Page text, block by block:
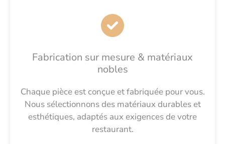
Fabrication sur mesure & matériaux
nobles
Chaque pièce est conçue et fabriquée pour vous.
Nous sélectionnons des matériaux durables et
esthétiques, adaptés aux exigences de votre
restaurant.